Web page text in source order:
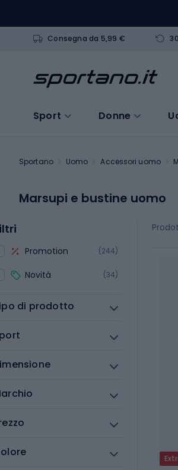
Consegna da 5,99 €
Sport Donne
Sportano Uomo Accessori uomo
Marsupi e bustine uomo
Promotion (244)
Novità (34)
di prodotto